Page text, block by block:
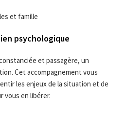
et famille
psychologique
et passagère, un
Cet accompagnement vous
les enjeux de la situation et de
vous en libérer.